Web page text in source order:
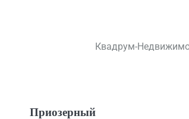
Квадрум-
Приозерный